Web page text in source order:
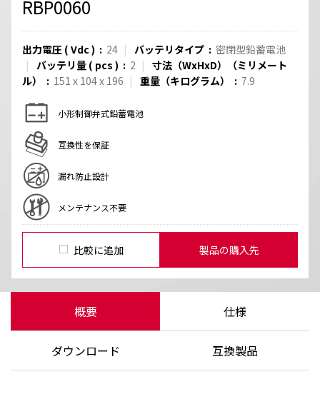
RBP0060
出力電圧 ( Vdc) 24 バッテリタイプ
密閉型鉛蓄電池
バッテリ量 ( pcs ) 2
寸法（WxHxD）（ミリメート
ル）
151 x 104 x 196 重量（キログラム） 7.9
小形制御弁式鉛蓄電池
互換性を保証
漏れ防止設計
メンテナンス不要
比較に追加 製品の購入先
概要 仕様
ダウンロード 互換製品